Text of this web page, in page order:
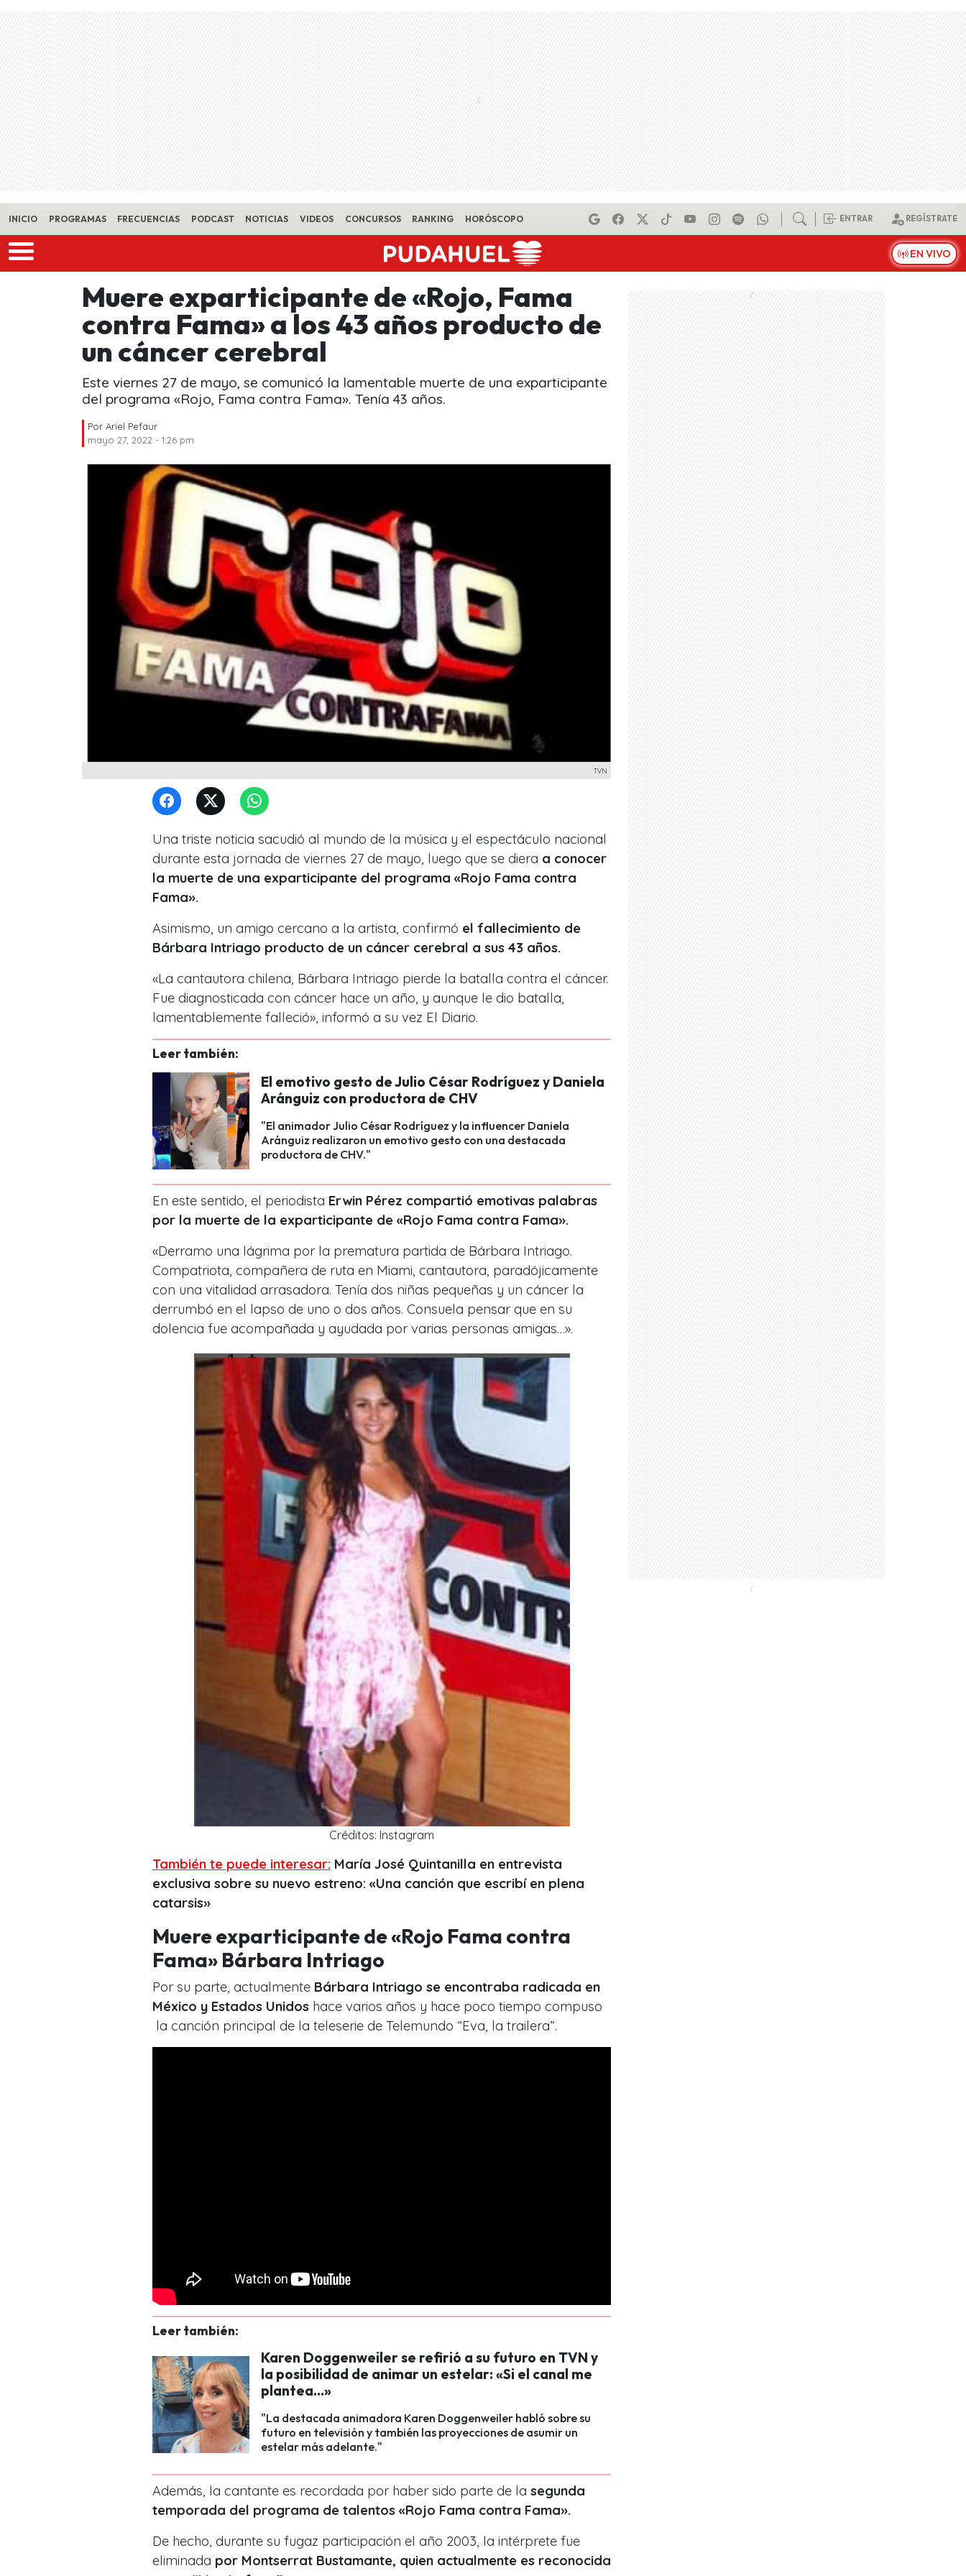
Skip to main content
INICIO PROGRAMAS FRECUENCIAS PODCAST NOTICIAS VIDEOS CONCURSOS RANKING HORÓSCOPO ENTRAR REGÍSTRATE
EN VIVO
Muere exparticipante de «Rojo, Fama
contra Fama» a los 43 años producto de
un cáncer cerebral
Este viernes 27 de mayo, se comunicó la lamentable muerte de una exparticipante
del programa «Rojo, Fama contra Fama». Tenía 43 años.
Por Ariel Pefaur
mayo 27, 2022 - 1:26 pm
TVN
Una triste noticia sacudió al mundo de la música y el espectáculo nacional
durante esta jornada de viernes 27 de mayo, luego que se diera a conocer
la muerte de una exparticipante del programa «Rojo Fama contra
Fama».
Asimismo, un amigo cercano a la artista, confirmó el fallecimiento de
Bárbara Intriago producto de un cáncer cerebral a sus 43 años.
«La cantautora chilena, Bárbara Intriago pierde la batalla contra el cáncer.
Fue diagnosticada con cáncer hace un año, y aunque le dio batalla,
lamentablemente falleció», informó a su vez El Diario.
Leer también:
El emotivo gesto de Julio César Rodríguez y Daniela
Aránguiz con productora de CHV
"El animador Julio César Rodríguez y la influencer Daniela
Aránguiz realizaron un emotivo gesto con una destacada
productora de CHV."
En este sentido, el periodista Erwin Pérez compartió emotivas palabras
por la muerte de la exparticipante de «Rojo Fama contra Fama».
«Derramo una lágrima por la prematura partida de Bárbara Intriago.
Compatriota, compañera de ruta en Miami, cantautora, paradójicamente
con una vitalidad arrasadora. Tenía dos niñas pequeñas y un cáncer la
derrumbó en el lapso de uno o dos años. Consuela pensar que en su
dolencia fue acompañada y ayudada por varias personas amigas…».
Créditos: Instagram
También te puede interesar: María José Quintanilla en entrevista
exclusiva sobre su nuevo estreno: «Una canción que escribí en plena
catarsis»
Muere exparticipante de «Rojo Fama contra
Fama» Bárbara Intriago
Por su parte, actualmente Bárbara Intriago se encontraba radicada en
México y Estados Unidos hace varios años y hace poco tiempo compuso
la canción principal de la teleserie de Telemundo “Eva, la trailera”.
Leer también:
Karen Doggenweiler se refirió a su futuro en TVN y
la posibilidad de animar un estelar: «Si el canal me
plantea...»
"La destacada animadora Karen Doggenweiler habló sobre su
futuro en televisión y también las proyecciones de asumir un
estelar más adelante."
Además, la cantante es recordada por haber sido parte de la segunda
temporada del programa de talentos «Rojo Fama contra Fama».
De hecho, durante su fugaz participación el año 2003, la intérprete fue
eliminada por Montserrat Bustamante, quien actualmente es reconocida